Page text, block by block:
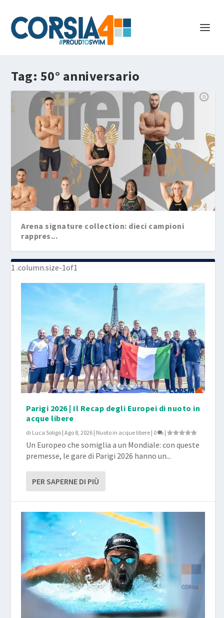
Tag: 50° anniversario
Arena signature collection: dieci campioni
rappres...
Parigi 2026 | Il Recap degli Europei di nuoto in
acque libere
di Luca Soligo |Ago 8, 2026 | Nuoto in acque libere | 0 |
Un Europeo che somiglia a un Mondiale: con queste
premesse, le gare di Parigi 2026 hanno un...
PER SAPERNE DI PIÙ